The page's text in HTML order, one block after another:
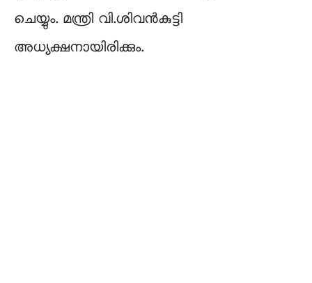
ചെയ്യും. മന്ത്രി വി.ശിവൻകുട്ടി
അധ്യക്ഷനായിരിക്കും.